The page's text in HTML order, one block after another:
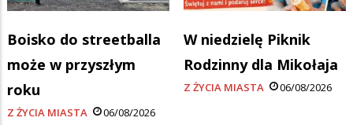
Boisko do streetballa
może w przyszłym
roku
Z ŻYCIA MIASTA 06/08/2026
W niedzielę Piknik
Rodzinny dla Mikołaja
Z ŻYCIA MIASTA 06/08/2026